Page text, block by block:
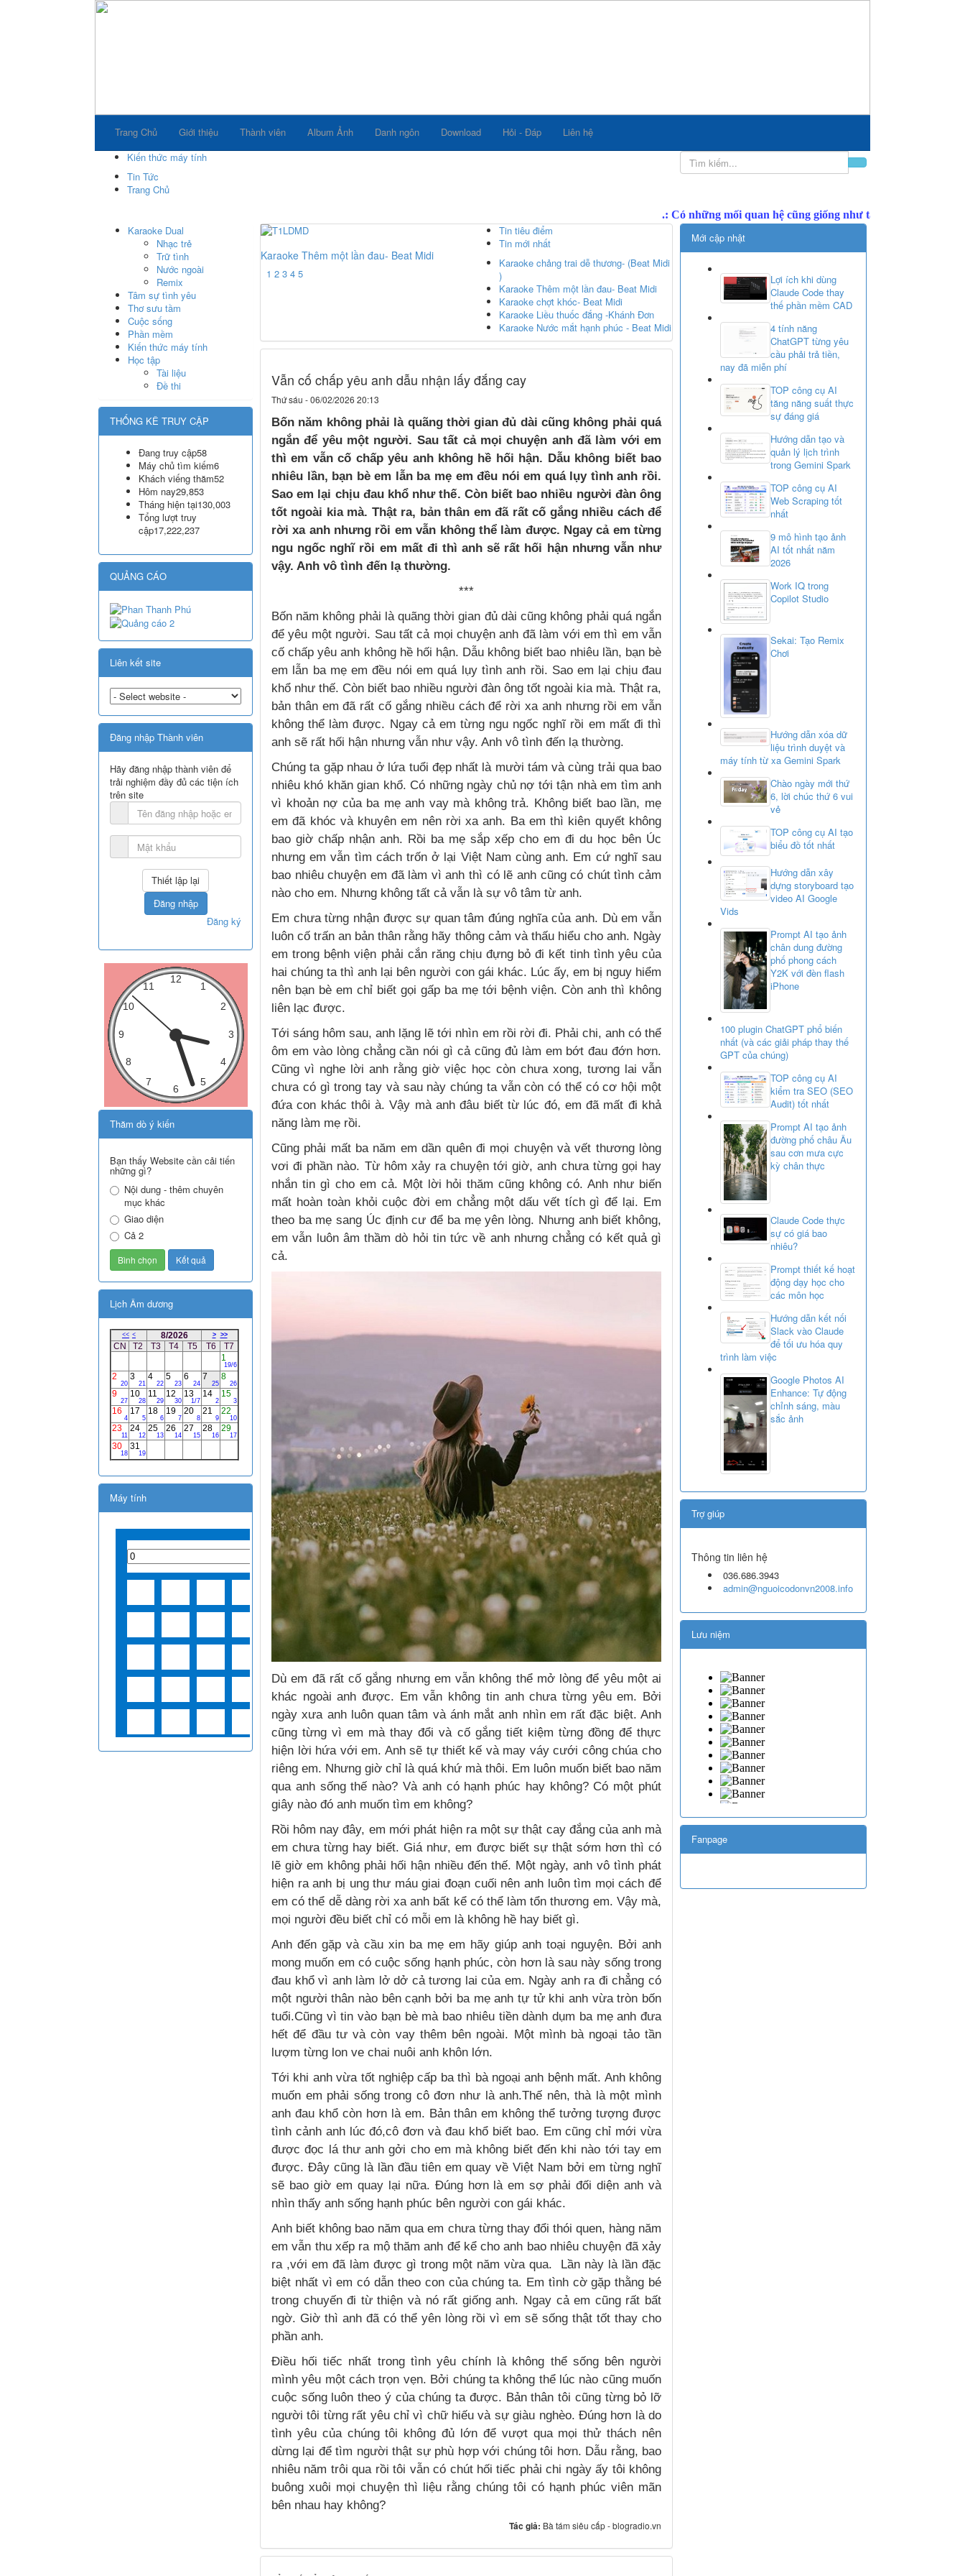
Trang Chủ Giới thiệu Thành viên Album Ảnh Danh ngôn Download Hỏi - Đáp
Liên hệ
Kiến thức máy tính
Tin Tức
Trang Chủ
Karaoke Thêm một lần đau- Beat Midi
Tin tiêu điểm
Tin mới nhất
Karaoke chảng trai dễ thương- (Beat Midi
)
Karaoke Thêm một lần đau- Beat Midi
Karaoke chợt khóc- Beat Midi
Karaoke Liều thuốc đắng -Khánh Đơn
Karaoke Nước mắt hạnh phúc - Beat Midi
Vẫn cố chấp yêu anh dẫu nhận lấy đắng cay
Thứ sáu - 06/02/2026 20:13
Bốn năm không phải là quãng thời gian đủ dài cũng không phải quá
ngắn để yêu một người. Sau tất cả mọi chuyện anh đã làm với em
thì em vẫn cố chấp yêu anh không hề hối hận. Dẫu không biết bao
nhiêu lần, bạn bè em lẫn ba mẹ em đều nói em quá lụy tình anh rồi.
Sao em lại chịu đau khổ như thế. Còn biết bao nhiều người đàn ông
tốt ngoài kia mà. Thật ra, bản thân em đã rất cố gắng nhiều cách để
rời xa anh nhưng rồi em vẫn không thể làm được. Ngay cả em từng
ngu ngốc nghĩ rồi em mất đi thì anh sẽ rất hối hận nhưng vẫn như
vậy. Anh vô tình đến lạ thường.
***
Bốn năm không phải là quãng thời gian đủ dài cũng không phải quá ngắn
để yêu một người. Sau tất cả mọi chuyện anh đã làm với em thì em vẫn
cố chấp yêu anh không hề hối hận. Dẫu không biết bao nhiêu lần, bạn bè
em lẫn ba mẹ em đều nói em quá lụy tình anh rồi. Sao em lại chịu đau
khổ như thế. Còn biết bao nhiều người đàn ông tốt ngoài kia mà. Thật ra,
bản thân em đã rất cố gắng nhiều cách để rời xa anh nhưng rồi em vẫn
không thể làm được. Ngay cả em từng ngu ngốc nghĩ rồi em mất đi thì
anh sẽ rất hối hận nhưng vẫn như vậy. Anh vô tình đến lạ thường.
Chúng ta gặp nhau ở lứa tuổi đẹp nhất là mười tám và cùng trải qua bao
nhiêu khó khăn gian khổ. Có những ngày chủ nợ tới tận nhà em tìm anh
vì khoản nợ của ba mẹ anh vay mà không trả. Không biết bao lần, mẹ
em đã khóc và khuyên em nên rời xa anh. Ba em thì kiên quyết không
bao giờ chấp nhận anh. Rồi ba mẹ sắp xếp cho em đi du học bên Úc
nhưng em vẫn tìm cách trốn ở lại Việt Nam cùng anh. Em cứ nghĩ sau
bao nhiêu chuyện em đã làm vì anh thì có lẽ anh cũng có chút tình cảm
nào cho em. Nhưng không tất cả vẫn là sự vô tâm từ anh.
Em chưa từng nhận được sự quan tâm đúng nghĩa của anh. Dù em vẫn
luôn cố trấn an bản thân rằng hãy thông cảm và thấu hiểu cho anh. Ngày
em trong bệnh viện phải cắn răng chịu đựng bỏ đi kết tinh tình yêu của
hai chúng ta thì anh lại bên người con gái khác. Lúc ấy, em bị nguy hiểm
nên bạn bè em chỉ biết gọi gấp ba mẹ tới bệnh viện. Còn anh thì không
liên lạc được.
Tới sáng hôm sau, anh lặng lẽ tới nhìn em rồi rời đi. Phải chi, anh có thể
ôm em vào lòng chẳng cần nói gì cả cũng đủ làm em bớt đau đớn hơn.
Cũng vì nghe lời anh rằng giờ việc học còn chưa xong, tương lai vẫn
chưa có gì trong tay và sau này chúng ta vẫn còn có thể có cơ hội một
đứa con khác thôi à. Vậy mà anh đâu biết từ lúc đó, em đã mất đi khả
năng làm mẹ rồi.
Cũng phải mất ba năm em dần quên đi mọi chuyện và vết thương lòng
vơi đi phần nào. Từ hôm xảy ra chuyện tới giờ, anh chưa từng gọi hay
nhắn tin gì cho em cả. Một lời hỏi thăm cũng không có. Anh như biến
mất hoàn toàn khỏi cuộc đời em chẳng một dấu vết tích gì để lại. Em
theo ba mẹ sang Úc định cư để ba mẹ yên lòng. Nhưng anh biết không,
em vẫn luôn âm thầm dò hỏi tin tức về anh nhưng chẳng có kết quả gì
cả.
Dù em đã rất cố gắng nhưng em vẫn không thể mở lòng để yêu một ai
khác ngoài anh được. Em vẫn không tin anh chưa từng yêu em. Bởi
ngày xưa anh luôn quan tâm và ánh mắt anh nhìn em rất đặc biệt. Anh
cũng từng vì em mà thay đổi và cố gắng tiết kiệm từng đồng để thực
hiện lời hứa với em. Anh sẽ tự thiết kế và may váy cưới công chúa cho
riêng em. Nhưng giờ chỉ là quá khứ mà thôi. Em luôn muốn biết bao năm
qua anh sống thế nào? Và anh có hạnh phúc hay không? Có một phút
giây nào đó anh muốn tìm em không?
Rồi hôm nay đây, em mới phát hiện ra một sự thật cay đắng của anh mà
em chưa từng hay biết. Giá như, em được biết sự thật sớm hơn thì có
lẽ giờ em không phải hối hận nhiều đến thế. Một ngày, anh vô tình phát
hiện ra anh bị ung thư máu giai đoạn cuối nên anh luôn tìm mọi cách để
em có thể dễ dàng rời xa anh bất kể có thể làm tổn thương em. Vậy mà,
mọi người đều biết chỉ có mỗi em là không hề hay biết gì.
Anh đến gặp và cầu xin ba mẹ em hãy giúp anh toại nguyện. Bởi anh
mong muốn em có cuộc sống hạnh phúc, còn hơn là sau này sống trong
đau khổ vì anh làm lở dở cả tương lai của em. Ngày anh ra đi chẳng có
một người thân nào bên cạnh bởi ba mẹ anh tự tử khi anh vừa tròn bốn
tuổi.Cũng vì tin vào bạn bè mà bao nhiêu tiền dành dụm ba mẹ anh đưa
hết để đầu tư và còn vay thêm bên ngoài. Một mình bà ngoại tảo tần
lượm từng lon ve chai nuôi anh khôn lớn.
Tới khi anh vừa tốt nghiệp cấp ba thì bà ngoại anh bệnh mất. Anh không
muốn em phải sống trong cô đơn như là anh.Thế nên, thà là một mình
anh đau khổ còn hơn là em. Bản thân em không thể tưởng tượng được
tình cảnh anh lúc đó,cô đơn và đau khổ biết bao. Em cũng chỉ mới vừa
được đọc lá thư anh gởi cho em mà không biết đến khi nào tới tay em
được. Đây cũng là lần đầu tiên em quay về Việt Nam bởi em từng nghĩ
sẽ bao giờ em quay lại nữa. Đúng hơn là em sợ phải đối diện anh và
nhìn thấy anh sống hạnh phúc bên người con gái khác.
Anh biết không bao năm qua em chưa từng thay đổi thói quen, hàng năm
em vẫn thu xếp ra mộ thăm anh để kể cho anh bao nhiêu chuyện đã xảy
ra ,với em đã làm được gì trong một năm vừa qua. Lần này là lần đặc
biệt nhất vì em có dẫn theo con của chúng ta. Em tình cờ gặp thằng bé
trong chuyến đi từ thiện và nó rất giống anh. Ngay cả em cũng rất bất
ngờ. Giờ thì anh đã có thể yên lòng rồi vì em sẽ sống thật tốt thay cho
phần anh.
Điều hối tiếc nhất trong tình yêu chính là không thể sống bên người
mình yêu một cách trọn vẹn. Bởi chúng ta không thể lúc nào cũng muốn
cuộc sống luôn theo ý của chúng ta được. Bản thân tôi cũng từng bỏ lỡ
người tôi từng rất yêu chỉ vì chữ hiếu và sự giàu nghèo. Đúng hơn là do
tình yêu của chúng tôi không đủ lớn để vượt qua mọi thử thách nên
dừng lại để tìm người thật sự phù hợp với chúng tôi hơn. Dẫu rằng, bao
nhiêu năm trôi qua rồi tôi vẫn có chút hối tiếc phải chi ngày ấy tôi không
buông xuôi mọi chuyện thì liệu rằng chúng tôi có hạnh phúc viên mãn
bên nhau hay không?
Tác giả: Bà tám siêu cấp - blogradio.vn
Mới cập nhật
Lợi ích khi dùng
Claude Code thay
thế phần mềm CAD
4 tính năng
ChatGPT từng yêu
cầu phải trả tiền,
nay đã miễn phí
TOP công cụ AI
tăng năng suất thực
sự đáng giá
Hướng dẫn tạo và
quản lý lịch trình
trong Gemini Spark
TOP công cụ AI
Web Scraping tốt
nhất
9 mô hình tạo ảnh
AI tốt nhất năm
2026
Work IQ trong
Copilot Studio
Sekai: Tạo Remix
Chơi
Hướng dẫn xóa dữ
liệu trình duyệt và
máy tính từ xa Gemini Spark
Chào ngày mới thứ
6, lời chúc thứ 6 vui
vẻ
TOP công cụ AI tạo
biểu đồ tốt nhất
Hướng dẫn xây
dựng storyboard tạo
video AI Google
Vids
Prompt AI tạo ảnh
chân dung đường
phố phong cách
Y2K với đèn flash
iPhone
100 plugin ChatGPT phổ biến
nhất (và các giải pháp thay thế
GPT của chúng)
TOP công cụ AI
kiểm tra SEO (SEO
Audit) tốt nhất
Prompt AI tạo ảnh
đường phố châu Âu
sau cơn mưa cực
kỳ chân thực
Claude Code thực
sự có giá bao
nhiêu?
Prompt thiết kế hoạt
động dạy học cho
các môn học
Hướng dẫn kết nối
Slack vào Claude
để tối ưu hóa quy
trình làm việc
Google Photos AI
Enhance: Tự động
chỉnh sáng, màu
sắc ảnh
Trợ giúp
Thông tin liên hệ
036.686.3943
admin@nguoicodonvn2008.info
Lưu niệm
Fanpage
Karaoke Dual
Nhạc trẻ
Trữ tình
Nước ngoài
Remix
Tâm sự tình yêu
Thơ sưu tầm
Cuộc sống
Phần mềm
Kiến thức máy tính
Học tập
Tài liệu
Đề thi
THỐNG KÊ TRUY CẬP
Đang truy cập58
Máy chủ tìm kiếm6
Khách viếng thăm52
Hôm nay29,853
Tháng hiện tại130,003
Tổng lượt truy
cập17,222,237
QUẢNG CÁO
Liên kết site
Đăng nhập Thành viên
Hãy đăng nhập thành viên để
trải nghiệm đầy đủ các tiện ích
trên site
Đăng nhập
Đăng ký
Thăm dò ý kiến
Bạn thấy Website cần cải tiến
những gì?
Nội dung - thêm chuyên
mục khác
Giao diện
Cả 2
Lịch Âm dương
Máy tính